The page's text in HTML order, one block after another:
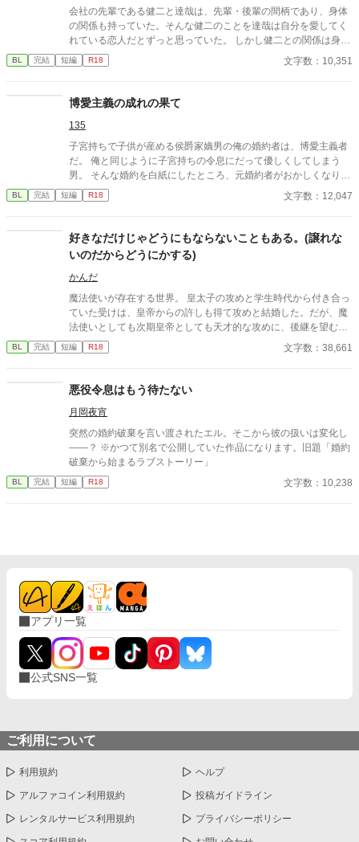
に遅い精通があってからだった。
会社の先輩である健二と達哉は、先輩・後輩の間柄であり、身体
の関係も持っていた。そんな健二のことを達哉は自分を愛してく
れている恋人だとずっと思っていた。 しかし健二との関係は身体
だけで、それ以上のことはない。疑問に思っていた日、健二が結
婚したと朝礼で報告が。健二は達哉のことを愛してはいなかった
BL 完結 短編 R18 文字数：10,351
博愛主義の成れの果て
135
子宮持ちで子供が産める侯爵家嫡男の俺の婚約者は、博愛主義者
だ。 俺と同じように子宮持ちの令息にだって優しくしてしまう
男。 そんな婚約を白紙にしたところ、元婚約者がおかしくなりは
じめた……。
BL 完結 短編 R18 文字数：12,047
好きなだけじゃどうにもならないこともある。(譲れな
いのだからどうにかする)
かんだ
魔法使いが存在する世界。 皇太子の攻めと学生時代から付き合っ
ていた受けは、皇帝からの許しも得て攻めと結婚した。だが、魔
法使いとしても次期皇帝としても天才的な攻めに、後継を望む周
囲は多い。 好きなだけではどうにもならないと理解している受け
は、攻めに後継を作ることを進言するしかなく…。
BL 完結 短編 R18 文字数：38,661
悪役令息はもう待たない
月岡夜宵
突然の婚約破棄を言い渡されたエル。そこから彼の扱いは変化し
――？ ※かつて別名で公開していた作品になります。旧題「婚約
破棄から始まるラブストーリー」
BL 完結 短編 R18 文字数：10,238
アプリ一覧
公式SNS一覧
ご利用について
利用規約 ヘルプ
アルファコイン利用規約 投稿ガイドライン
レンタルサービス利用規約 プライバシーポリシー